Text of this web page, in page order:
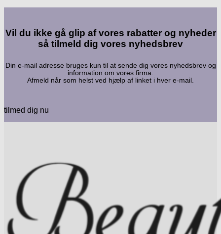
Vil du ikke gå glip af vores rabatter og nyheder
så tilmeld dig vores nyhedsbrev
Din e-mail adresse bruges kun til at sende dig vores nyhedsbrev og
information om vores firma.
Afmeld når som helst ved hjælp af linket i hver e-mail.
tilmed dig nu